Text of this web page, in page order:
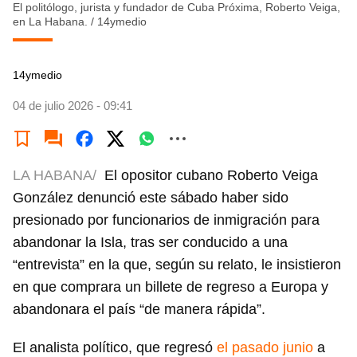
El politólogo, jurista y fundador de Cuba Próxima, Roberto Veiga,
en La Habana. / 14ymedio
14ymedio
04 de julio 2026 - 09:41
LA HABANA/ El opositor cubano Roberto Veiga
González denunció este sábado haber sido
presionado por funcionarios de inmigración para
abandonar la Isla, tras ser conducido a una
“entrevista” en la que, según su relato, le insistieron
en que comprara un billete de regreso a Europa y
abandonara el país “de manera rápida”.
El analista político, que regresó el pasado junio a